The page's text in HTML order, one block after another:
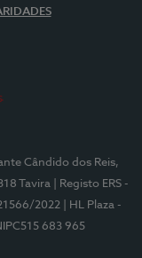
Cândido dos Reis,
Tavira
| Registo ERS -
2022
| HL Plaza -
683 965